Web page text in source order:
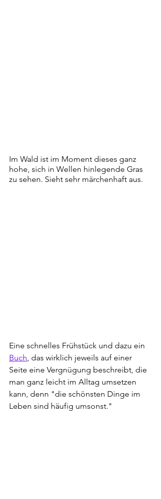
Im Wald ist im Moment dieses ganz
hohe, sich in Wellen hinlegende Gras
zu sehen. Sieht sehr märchenhaft aus.
Eine schnelles Frühstück und dazu ein
Buch, das wirklich jeweils auf einer
Seite eine Vergnügung beschreibt, die
man ganz leicht im Alltag umsetzen
kann, denn "die schönsten Dinge im
Leben sind häufig umsonst."